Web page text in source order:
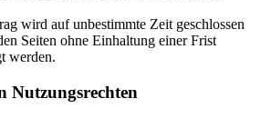
wird auf unbestimmte Zeit geschlossen
Seiten ohne Einhaltung einer Frist
werden.
Nutzungsrechten